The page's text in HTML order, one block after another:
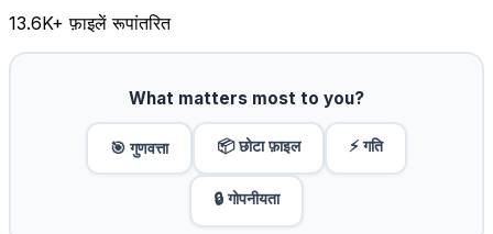
13.6K+ फ़ाइलें रूपांतरित
What matters most to you?
🎯 गुणवत्ता 📦 छोटा फ़ाइल ⚡ गति
🔒 गोपनीयता